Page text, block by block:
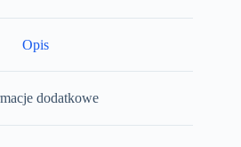
Opis
dodatkowe